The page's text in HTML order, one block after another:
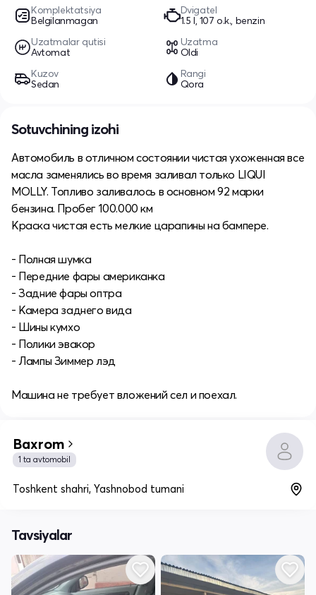
Komplektatsiya
Belgilanmagan
Dvigatel
1.5 l, 107 o.k., benzin
Uzatmalar qutisi
Avtomat
Uzatma
Oldi
Kuzov
Sedan
Rangi
Qora
Sotuvchining izohi
Автомобиль в отличном состоянии чистая ухоженная все
масла заменялись во время заливал только LIQUI
MOLLY. Топливо заливалось в основном 92 марки
бензина. Пробег 100.000 км
Краска чистая есть мелкие царапины на бампере.
- Полная шумка
- Передние фары американка
- Задние фары оптра
- Камера заднего вида
- Шины кумхо
- Полики эвакор
- Лампы Зиммер лэд
Машина не требует вложений сел и поехал.
Baxrom
1 ta avtomobil
Toshkent shahri, Yashnobod tumani
Tavsiyalar